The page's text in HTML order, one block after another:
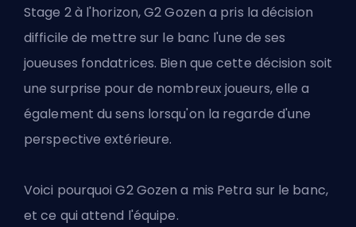
Stage 2à l'horizon, G2 Gozen a pris la décision
difficile de mettre sur le banc l'une de ses
joueuses fondatrices. Bien que cette décision soit
une surprise pour de nombreux joueurs, elle a
également du sens lorsqu'on la regarde d'une
perspective extérieure.
Voici pourquoi G2 Gozen a mis Petra sur le banc,
et ce qui attend l'équipe.